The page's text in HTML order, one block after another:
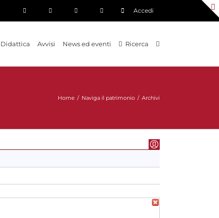
Accedi
Didattica Avvisi News ed eventi Ricerca
Home / Naviga il patrimonio / Archivi